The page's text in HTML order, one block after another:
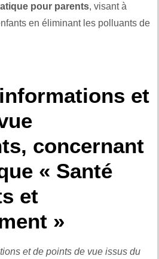
pour parents, visant à
en éliminant les polluants de
et
concernant
« Santé
et
»
et de points de vue issus du